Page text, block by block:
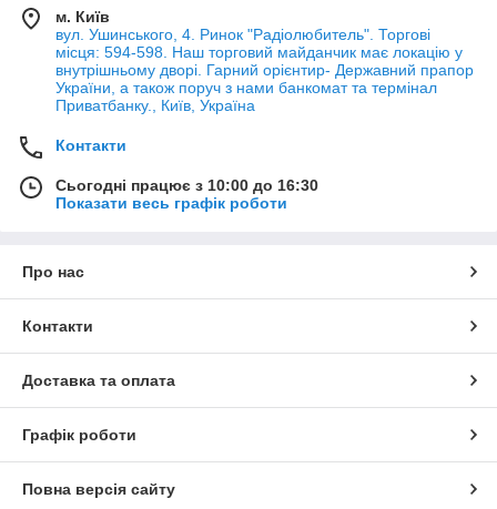
м. Київ
вул. Ушинського, 4. Ринок "Радіолюбитель". Торгові
місця: 594-598. Наш торговий майданчик має локацію у
внутрішньому дворі. Гарний орієнтир- Державний прапор
України, а також поруч з нами банкомат та термінал
Приватбанку., Київ, Україна
Контакти
Сьогодні працює з 10:00 до 16:30
Показати весь графік роботи
Про нас
Контакти
Доставка та оплата
Графік роботи
Повна версія сайту